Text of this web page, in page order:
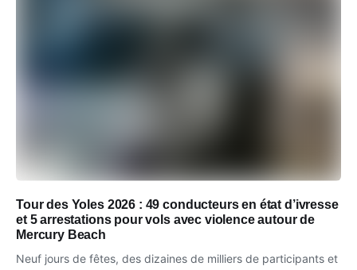
Tour des Yoles 2026 : 49 conducteurs en état d’ivresse
et 5 arrestations pour vols avec violence autour de
Mercury Beach
Neuf jours de fêtes, des dizaines de milliers de participants et